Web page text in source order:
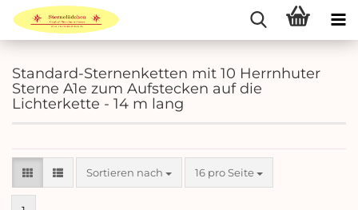
Standard-Sternenketten mit 10 Herrnhuter
Sterne A1e zum Aufstecken auf die
Lichterkette - 14 m lang
Sortieren nach
Sortieren nach 16 pro Seite
pro Seite